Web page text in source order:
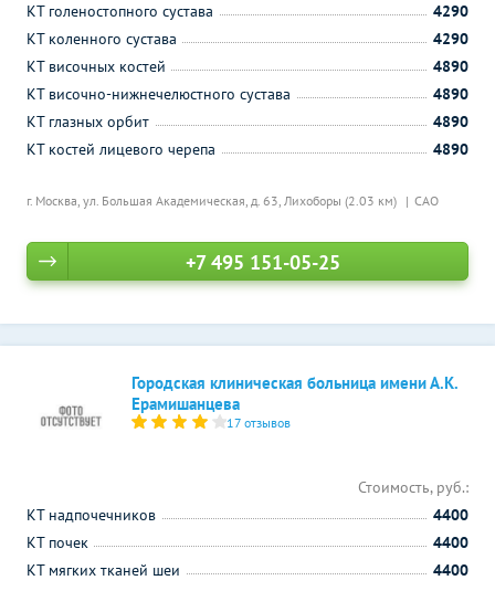
г. Москва, ул. Большая Академическая, д. 63, Лихоборы (2.03 км) САО
КТ голеностопного сустава
4290
КТ коленного сустава
4290
КТ височных костей
4890
КТ височно-нижнечелюстного сустава
4890
КТ глазных орбит
4890
КТ костей лицевого черепа
4890
+7 495 151-05-25
Городская клиническая больница имени А.К.
Ерамишанцева
17 отзывов
Стоимость, руб.:
КТ надпочечников
4400
КТ почек
4400
КТ мягких тканей шеи
4400